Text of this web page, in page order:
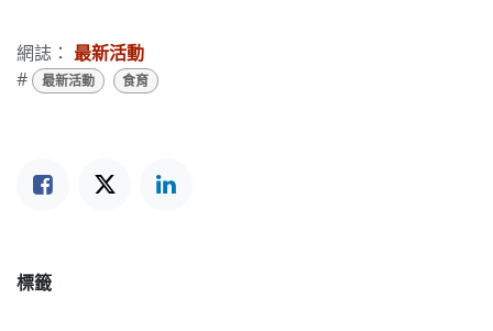
網誌： 最新活動
#
最新活動 食育
標籤